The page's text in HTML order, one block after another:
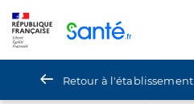
Retour à l'établissement